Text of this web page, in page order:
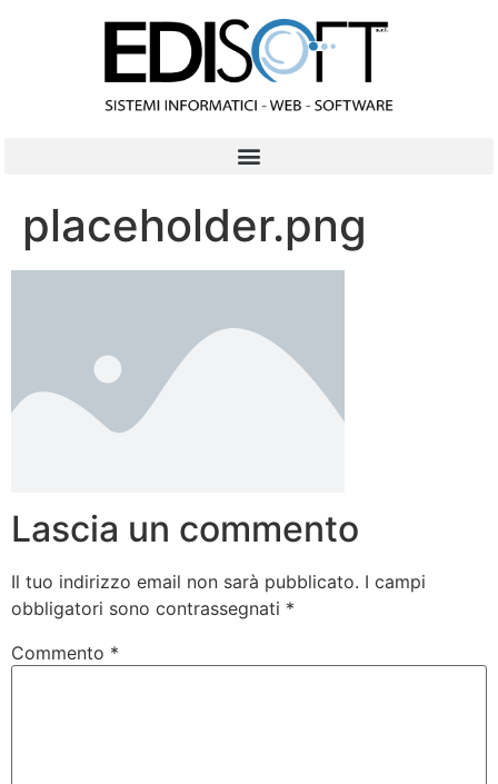
placeholder.png
Lascia un commento
Il tuo indirizzo email non sarà pubblicato. I campi
obbligatori sono contrassegnati *
Commento *